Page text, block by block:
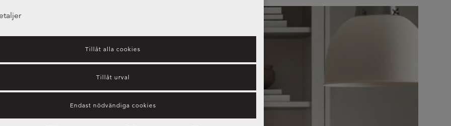
Tillåt alla cookies
Tillåt urval
Endast nödvändiga cookies